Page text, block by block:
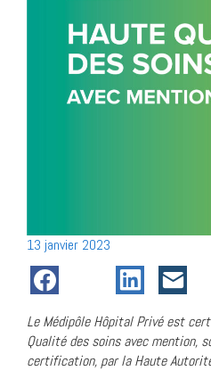
Posté
le
13 janvier 2023
Le Médipôle Hôpital Privé est
Qualité des soins avec mention,
certification, par la Haute